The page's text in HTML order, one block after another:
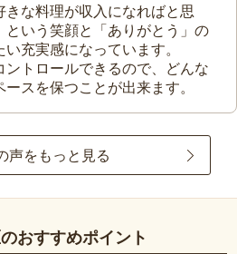
な料理が収入になればと思
という笑顔と「ありがとう」の
充実感になっています。
ントロールできるので、どんな
スを保つことが出来ます。
声をもっと見る
おすすめポイント